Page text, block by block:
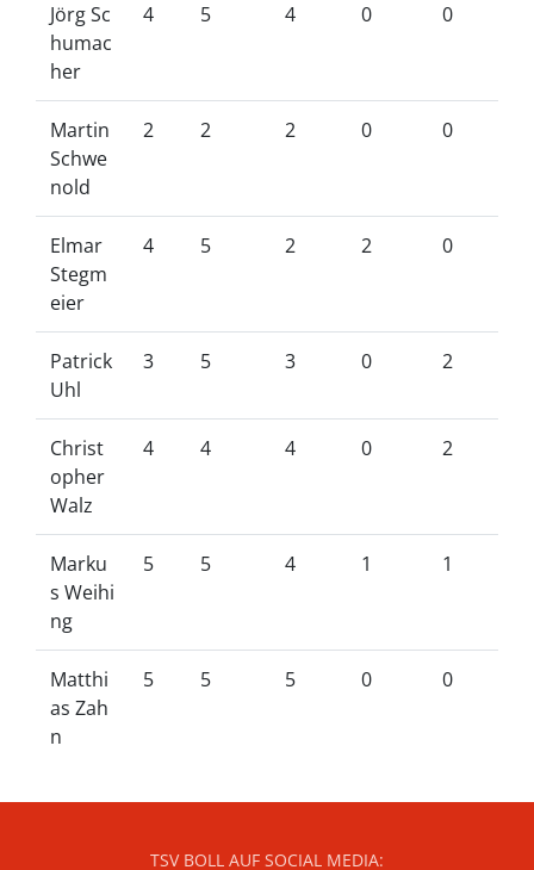
Jörg Sc
humac
her
4 5 4 0 0
Martin
Schwe
nold
2 2 2 0 0
Elmar
Stegm
eier
4 5 2 2 0
Patrick
Uhl
3 5 3 0 2
Christ
opher
Walz
4 4 4 0 2
Marku
s Weihi
ng
5 5 4 1 1
Matthi
as Zah
n
5 5 5 0 0
TSV BOLL AUF SOCIAL MEDIA: